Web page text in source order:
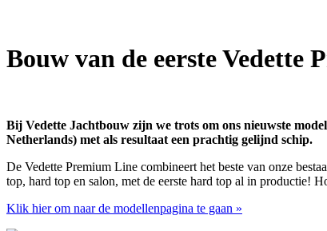
Bouw van de eerste Vedette
Bij Vedette Jachtbouw zijn we trots om ons nieuwste
Netherlands) met als resultaat een prachtig gelijnd schip.
De Vedette Premium Line combineert het beste van onze
top, hard top en salon, met de eerste hard top al in productie!
Klik hier om naar de modellenpagina te gaan »